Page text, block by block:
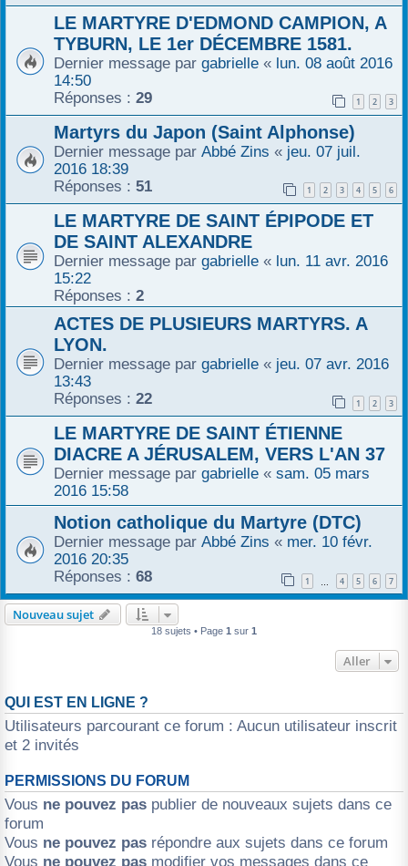
LE MARTYRE D'EDMOND CAMPION, A
TYBURN, LE 1er DÉCEMBRE 1581.
Dernier message par gabrielle « lun. 08 août 2016
14:50
Réponses : 29 1 2 3
Martyrs du Japon (Saint Alphonse)
Dernier message par Abbé Zins « jeu. 07 juil.
2016 18:39
Réponses : 51 1 2 3 4 5 6
LE MARTYRE DE SAINT ÉPIPODE ET
DE SAINT ALEXANDRE
Dernier message par gabrielle « lun. 11 avr. 2016
15:22
Réponses : 2
ACTES DE PLUSIEURS MARTYRS. A
LYON.
Dernier message par gabrielle « jeu. 07 avr. 2016
13:43
Réponses : 22 1 2 3
LE MARTYRE DE SAINT ÉTIENNE
DIACRE A JÉRUSALEM, VERS L'AN 37
Dernier message par gabrielle « sam. 05 mars
2016 15:58
Notion catholique du Martyre (DTC)
Dernier message par Abbé Zins « mer. 10 févr.
2016 20:35
Réponses : 68 1 … 4 5 6 7
Nouveau sujet
18 sujets • Page 1 sur 1
Aller
QUI EST EN LIGNE ?
Utilisateurs parcourant ce forum : Aucun utilisateur inscrit
et 2 invités
PERMISSIONS DU FORUM
Vous ne pouvez pas publier de nouveaux sujets dans ce
forum
Vous ne pouvez pas répondre aux sujets dans ce forum
Vous ne pouvez pas modifier vos messages dans ce